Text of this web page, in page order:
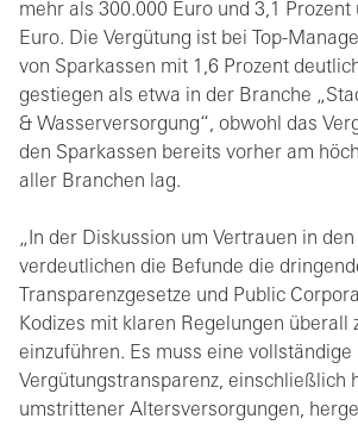
mehr als 300.000 Euro und 3,1 Prozent
Euro. Die Vergütung ist bei Top-
von Sparkassen mit 1,6 Prozent
gestiegen als etwa in der Branche
& Wasserversorgung“, obwohl das
den Sparkassen bereits vorher am
aller Branchen lag.
„In der Diskussion um Vertrauen in
verdeutlichen die Befunde die
Transparenzgesetze und Public
Kodizes mit klaren Regelungen überall
einzuführen. Es muss eine vollständige
Vergütungstransparenz, einschließlich
umstrittener Altersversorgungen,